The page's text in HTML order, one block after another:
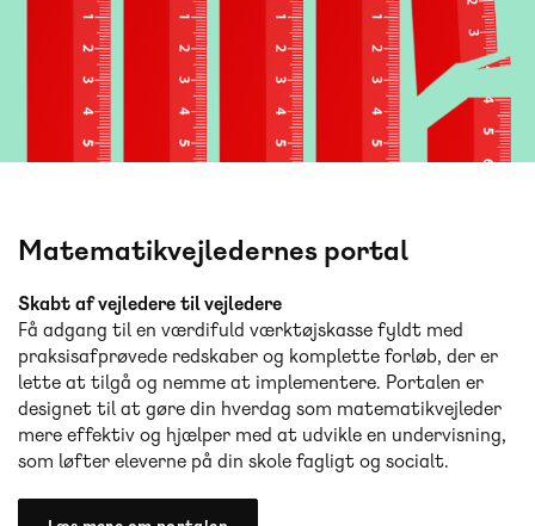
Matematikvejledernes portal
Skabt af vejledere til vejledere
Få adgang til en værdifuld værktøjskasse fyldt med
praksisafprøvede redskaber og komplette forløb, der er
lette at tilgå og nemme at implementere. Portalen er
designet til at gøre din hverdag som matematikvejleder
mere effektiv og hjælper med at udvikle en undervisning,
som løfter eleverne på din skole fagligt og socialt.